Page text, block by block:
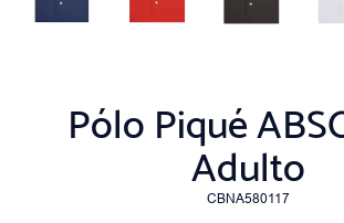
Pólo Piqué
Adulto
CBNA580117